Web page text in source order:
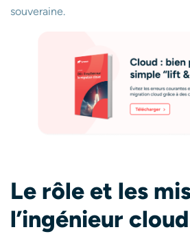
souveraine.
Le rôle et les
l’ingénieur cloud